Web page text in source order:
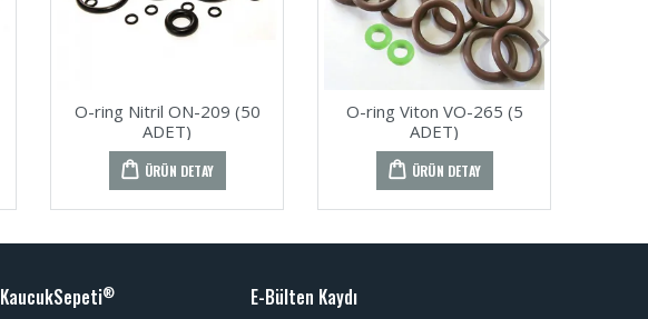
O-ring Nitril ON-209 (50
ADET)
ÜRÜN DETAY
O-ring Viton VO-265 (5
ADET)
ÜRÜN DETAY
KaucukSepeti® E-Bülten Kaydı